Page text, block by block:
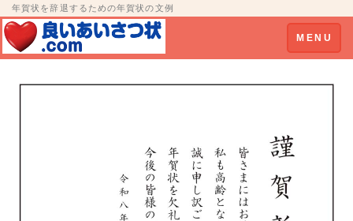
年賀状を辞退するための年賀状の文例
Toggle
navigation
MENU